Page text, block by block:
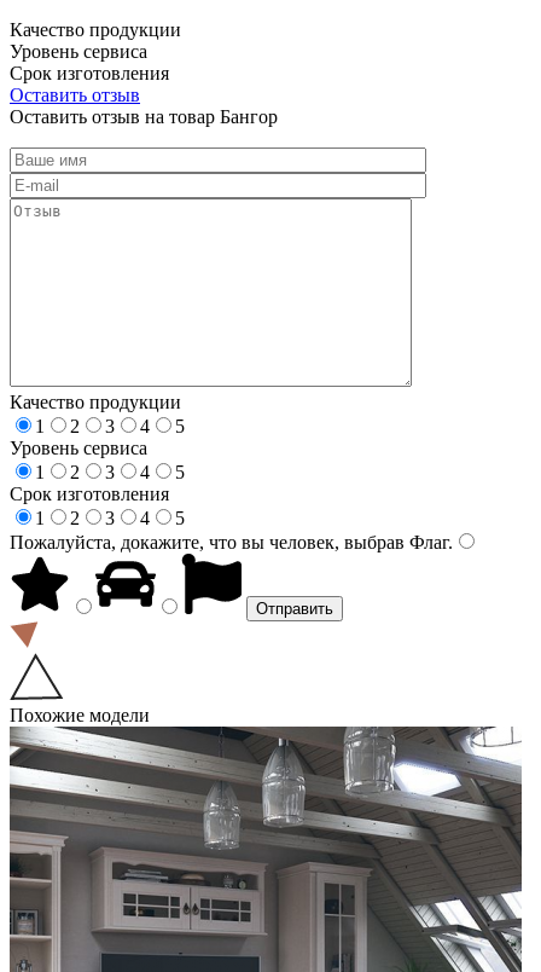
Качество продукции
Уровень сервиса
Срок изготовления
Оставить отзыв
Оставить отзыв на товар Бангор
Качество продукции
1
2 3 4
5
Уровень сервиса
1
2 3 4
5
Срок изготовления
1
2 3 4
5
Пожалуйста, докажите, что вы человек, выбрав Флаг.
Похожие модели